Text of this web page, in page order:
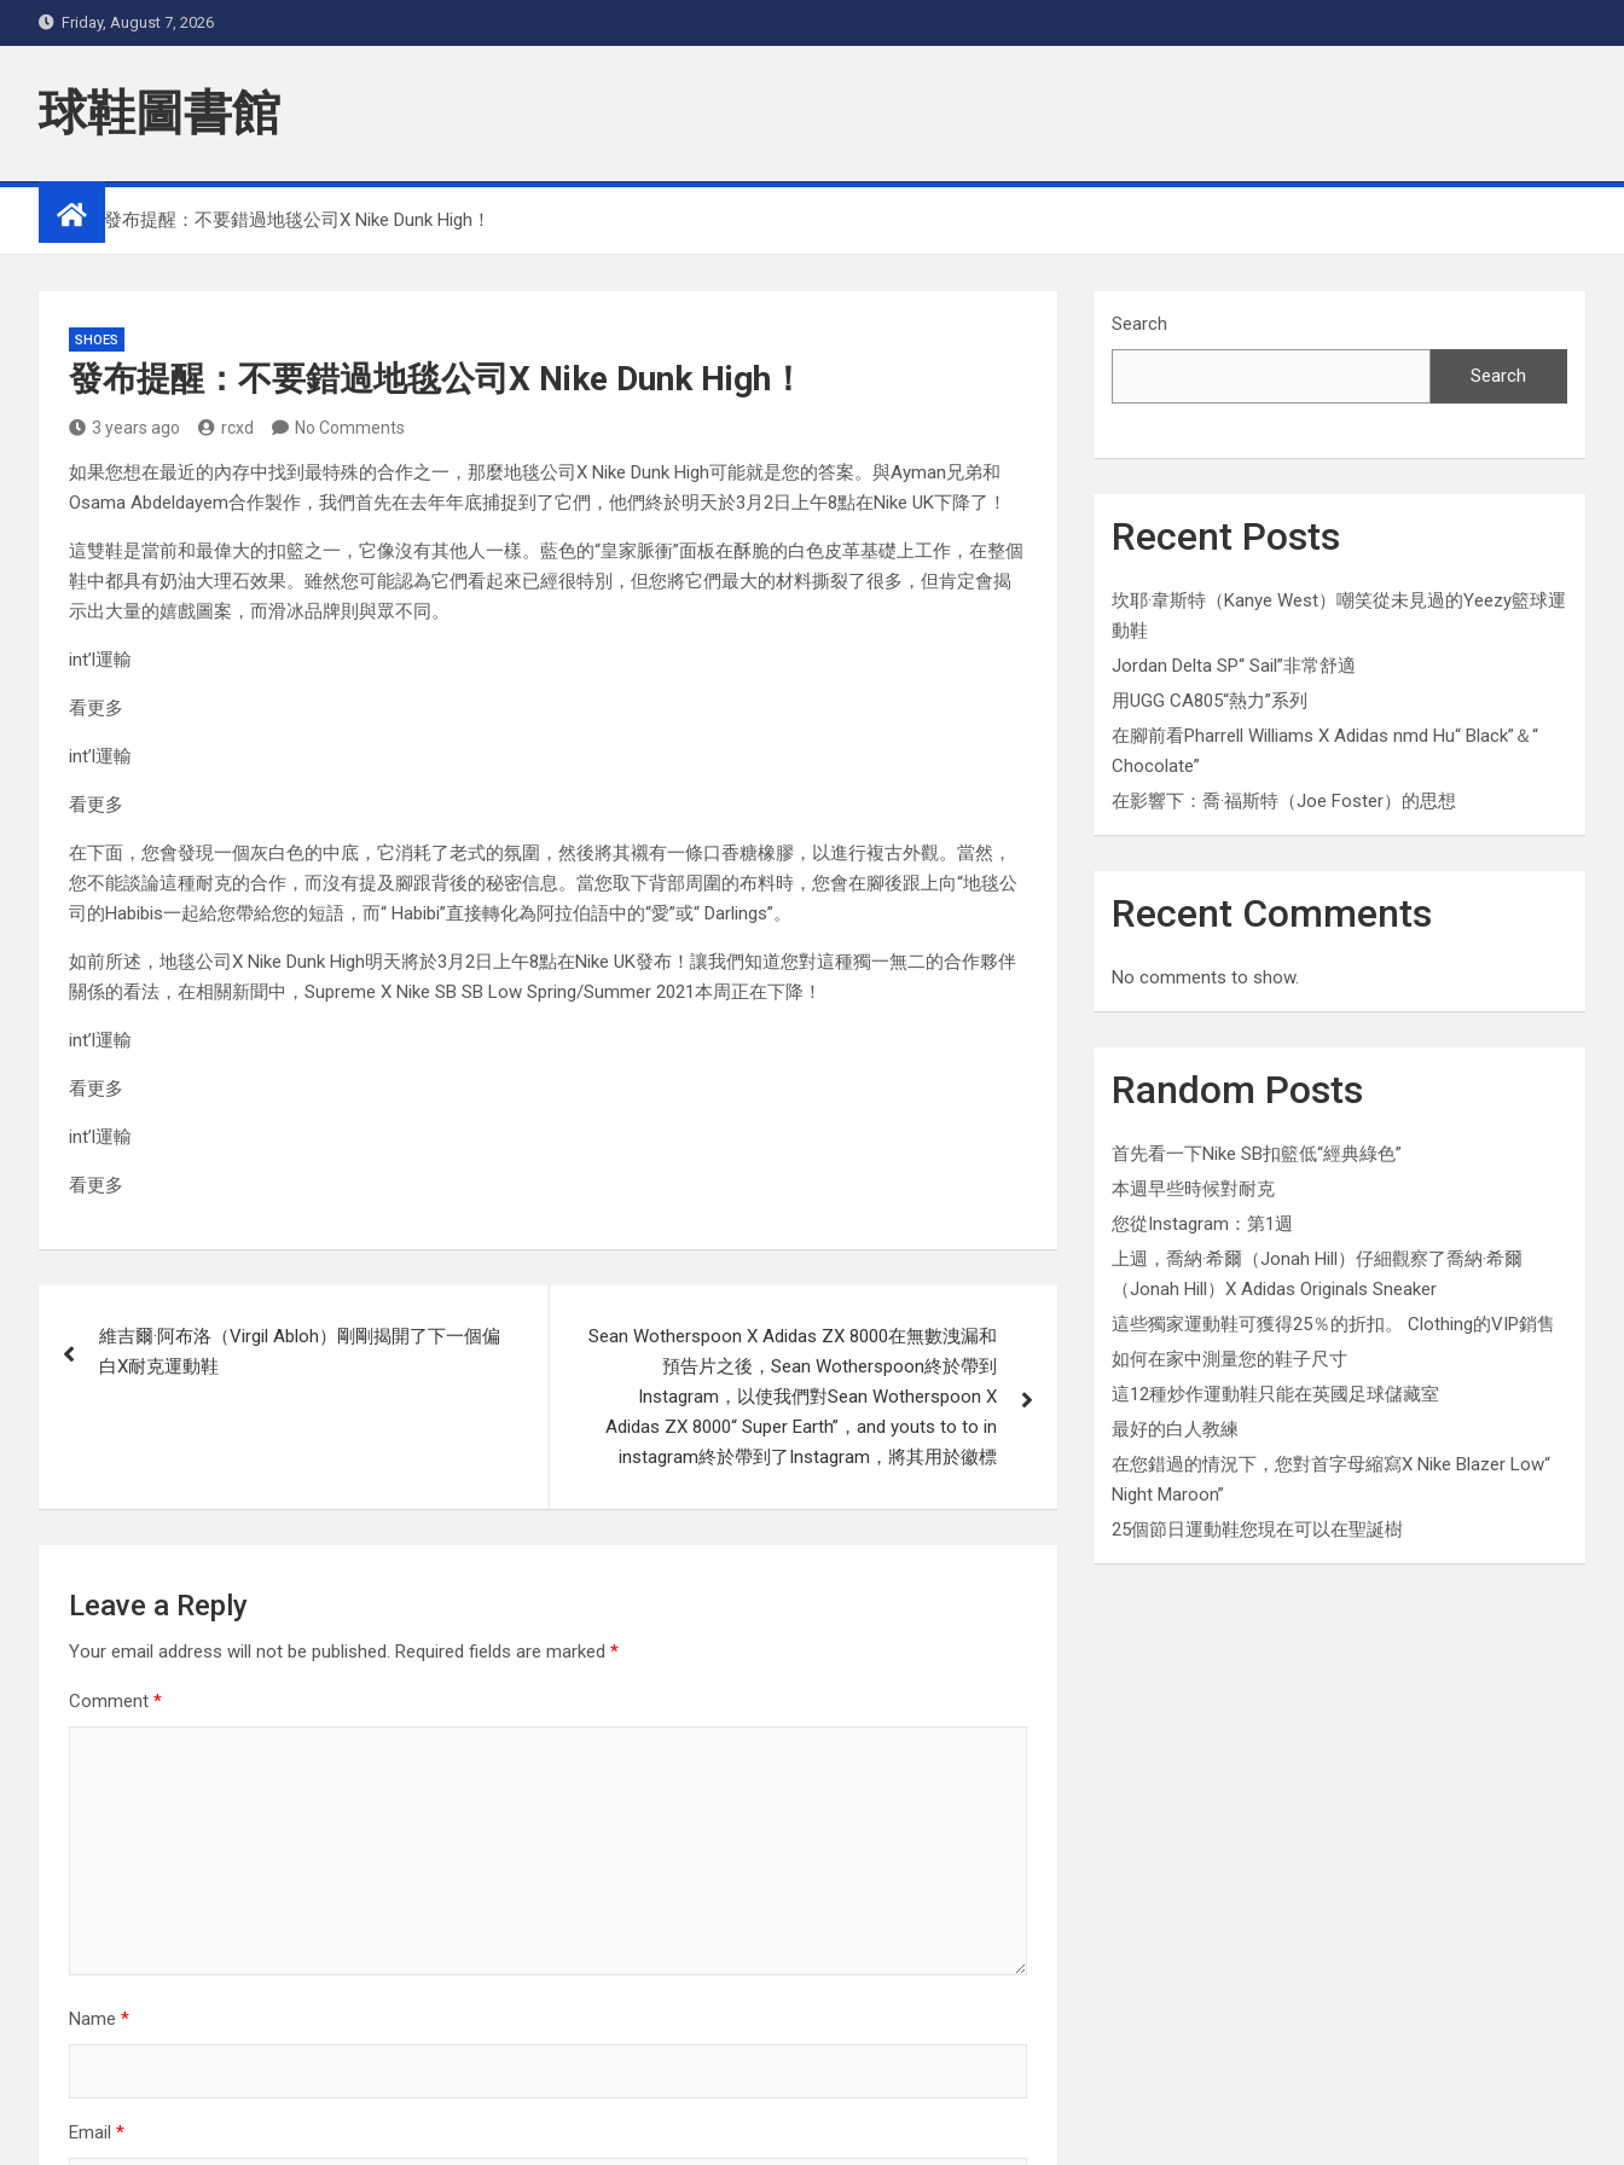
to
Friday, August 7, 2026
球鞋圖書館
Home 發布提醒：不要錯過地毯公司X Nike Dunk High！
SHOES
發布提醒：不要錯過地毯公司X Nike Dunk High！
3 years ago rcxd No Comments
如果您想在最近的內存中找到最特殊的合作之一，那麼地毯公司X Nike Dunk High可能就是您的答案。與Ayman兄弟和
Osama Abdeldayem合作製作，我們首先在去年年底捕捉到了它們，他們終於明天於3月2日上午8點在Nike UK下降了！
這雙鞋是當前和最偉大的扣籃之一，它像沒有其他人一樣。藍色的“皇家脈衝”面板在酥脆的白色皮革基礎上工作，在整個
鞋中都具有奶油大理石效果。雖然您可能認為它們看起來已經很特別，但您將它們最大的材料撕裂了很多，但肯定會揭
示出大量的嬉戲圖案，而滑冰品牌則與眾不同。
int’l運輸
看更多
int’l運輸
看更多
在下面，您會發現一個灰白色的中底，它消耗了老式的氛圍，然後將其襯有一條口香糖橡膠，以進行複古外觀。當然，
您不能談論這種耐克的合作，而沒有提及腳跟背後的秘密信息。當您取下背部周圍的布料時，您會在腳後跟上向“地毯公
司的Habibis一起給您帶給您的短語，而“ Habibi”直接轉化為阿拉伯語中的“愛”或“ Darlings”。
如前所述，地毯公司X Nike Dunk High明天將於3月2日上午8點在Nike UK發布！讓我們知道您對這種獨一無二的合作夥伴
關係的看法，在相關新聞中，Supreme X Nike SB SB Low Spring/Summer 2021本周正在下降！
int’l運輸
看更多
int’l運輸
看更多
navigation
維吉爾·阿布洛（Virgil Abloh）剛剛揭開了下一個偏
白X耐克運動鞋
Sean Wotherspoon X Adidas ZX 8000在無數洩漏和
預告片之後，Sean Wotherspoon終於帶到
Instagram，以使我們對Sean Wotherspoon X
Adidas ZX 8000“ Super Earth”，and youts to to in
instagram終於帶到了Instagram，將其用於徽標
Leave a Reply
Your email address will not be published. Required fields are marked *
Comment *
Name *
Email *
Search
Search
Recent Posts
坎耶·韋斯特（Kanye West）嘲笑從未見過的Yeezy籃球運
動鞋
Jordan Delta SP“ Sail”非常舒適
用UGG CA805“熱力”系列
在腳前看Pharrell Williams X Adidas nmd Hu“ Black”＆“
Chocolate”
在影響下：喬·福斯特（Joe Foster）的思想
Recent Comments
No comments to show.
Random Posts
首先看一下Nike SB扣籃低“經典綠色”
本週早些時候對耐克
您從Instagram：第1週
上週，喬納·希爾（Jonah Hill）仔細觀察了喬納·希爾
（Jonah Hill）X Adidas Originals Sneaker
這些獨家運動鞋可獲得25％的折扣。 Clothing的VIP銷售
如何在家中測量您的鞋子尺寸
這12種炒作運動鞋只能在英國足球儲藏室
最好的白人教練
在您錯過的情況下，您對首字母縮寫X Nike Blazer Low“
Night Maroon”
25個節日運動鞋您現在可以在聖誕樹